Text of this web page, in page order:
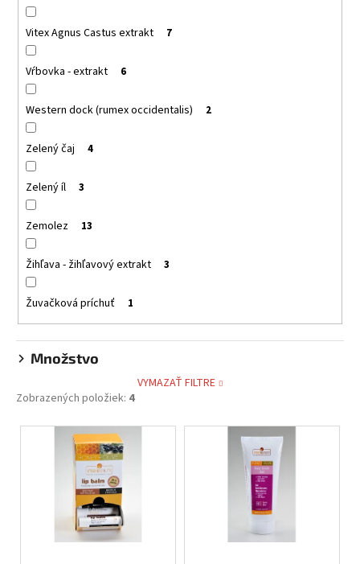
Vitex Agnus Castus extrakt 7
Vŕbovka - extrakt 6
Western dock (rumex occidentalis) 2
Zelený čaj 4
Zelený íl 3
Zemolez 13
Žihľava - žihľavový extrakt 3
Žuvačková príchuť 1
Množstvo
VYMAZAŤ FILTRE
Zobrazených položiek: 4
V